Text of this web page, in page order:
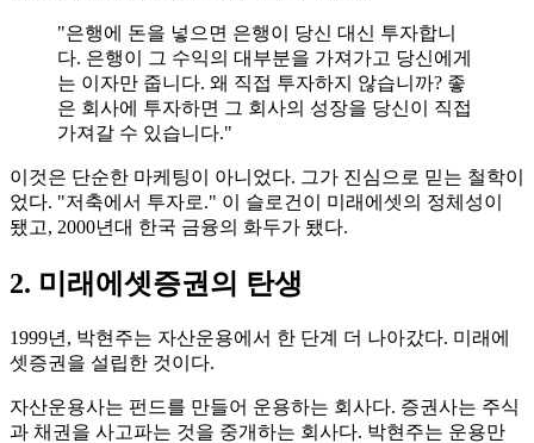
"은행에 돈을 넣으면 은행이 당신 대신 투자합니
다. 은행이 그 수익의 대부분을 가져가고 당신에게
는 이자만 줍니다. 왜 직접 투자하지 않습니까? 좋
은 회사에 투자하면 그 회사의 성장을 당신이 직접
가져갈 수 있습니다."
이것은 단순한 마케팅이 아니었다. 그가 진심으로 믿는 철학이
었다. "저축에서 투자로." 이 슬로건이 미래에셋의 정체성이
됐고, 2000년대 한국 금융의 화두가 됐다.
2. 미래에셋증권의 탄생
1999년, 박현주는 자산운용에서 한 단계 더 나아갔다. 미래에
셋증권을 설립한 것이다.
자산운용사는 펀드를 만들어 운용하는 회사다. 증권사는 주식
과 채권을 사고파는 것을 중개하는 회사다. 박현주는 운용만